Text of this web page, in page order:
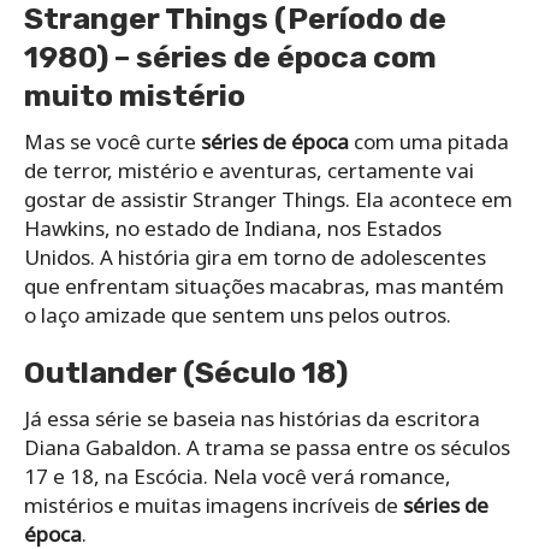
Stranger Things (Período de
1980) – séries de época com
muito mistério
Mas se você curte séries de época com uma pitada
de terror, mistério e aventuras, certamente vai
gostar de assistir Stranger Things. Ela acontece em
Hawkins, no estado de Indiana, nos Estados
Unidos. A história gira em torno de adolescentes
que enfrentam situações macabras, mas mantém
o laço amizade que sentem uns pelos outros.
Outlander (Século 18)
Já essa série se baseia nas histórias da escritora
Diana Gabaldon. A trama se passa entre os séculos
17 e 18, na Escócia. Nela você verá romance,
mistérios e muitas imagens incríveis de séries de
época.